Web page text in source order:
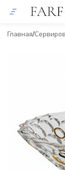
Главная